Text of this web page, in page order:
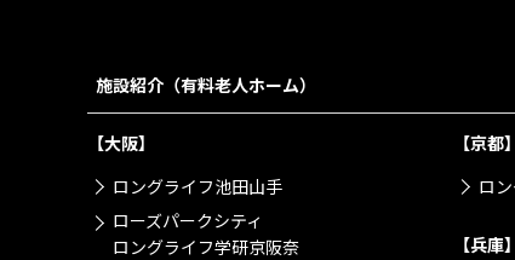
施設紹介（有料老人ホーム）
【大阪】
ロングライフ池田山手
ローズパークシティ
ロングライフ学研京阪奈
【京都】
ロ
【兵庫】